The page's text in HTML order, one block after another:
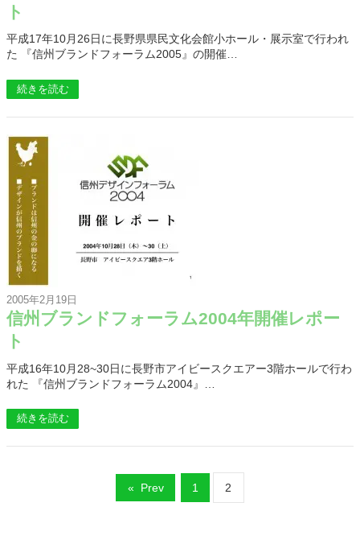
ト
平成17年10月26日に長野県県民文化会館小ホール・展示室で行われ
た 『信州ブランドフォーラム2005』の開催…
続きを読む
2005年2月19日
信州ブランドフォーラム2004年開催レポー
ト
平成16年10月28~30日に長野市アイビースクエアー3階ホールで行わ
れた 『信州ブランドフォーラム2004』…
続きを読む
« Prev 1 2